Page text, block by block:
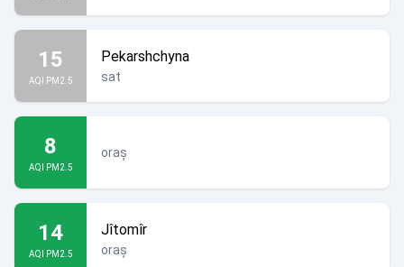
15
AQI PM2.5
Pekarshchyna
sat
8
AQI PM2.5
oraș
14
AQI PM2.5
Jîtomîr
oraș